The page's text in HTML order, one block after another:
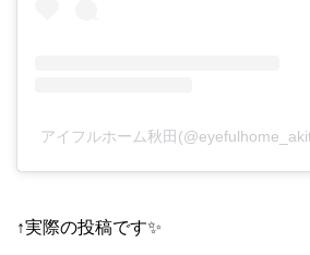
アイフルホーム秋田
↑実際の投稿です✨